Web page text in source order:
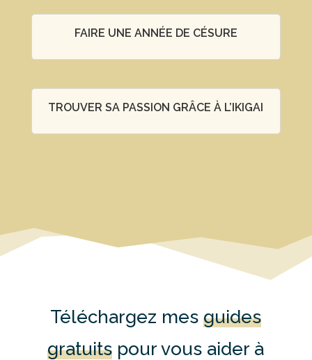
FAIRE UNE ANNÉE DE CÉSURE
TROUVER SA PASSION GRÂCE À L’IKIGAI
Téléchargez mesguides
gratuits pour vous aider à